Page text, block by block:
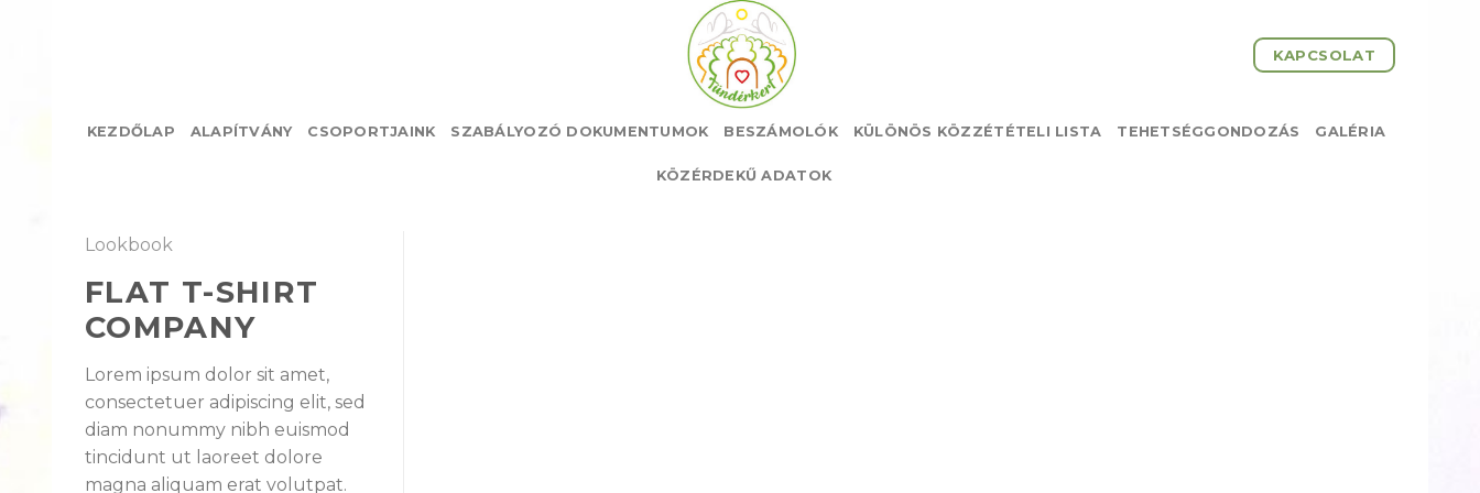
KAPCSOLAT
KEZDŐLAP ALAPÍTVÁNY CSOPORTJAINK SZABÁLYOZÓ DOKUMENTUMOK BESZÁMOLÓK KÜLÖNÖS KÖZZÉTÉTELI LISTA TEHETSÉGGONDOZÁS GALÉRIA
KÖZÉRDEKŰ ADATOK
Lookbook
FLAT T-SHIRT
COMPANY
Lorem ipsum dolor sit amet,
consectetuer adipiscing elit, sed
diam nonummy nibh euismod
tincidunt ut laoreet dolore
magna aliquam erat volutpat.